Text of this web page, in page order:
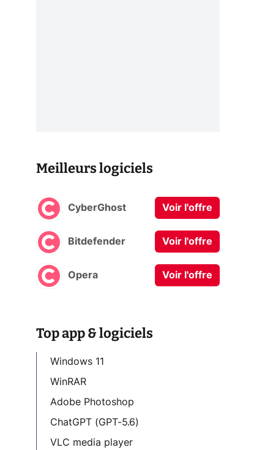
Meilleurs logiciels
CyberGhost Voir l'offre
Bitdefender Voir l'offre
Opera Voir l'offre
Top app & logiciels
Windows 11
WinRAR
Adobe Photoshop
ChatGPT (GPT-5.6)
VLC media player